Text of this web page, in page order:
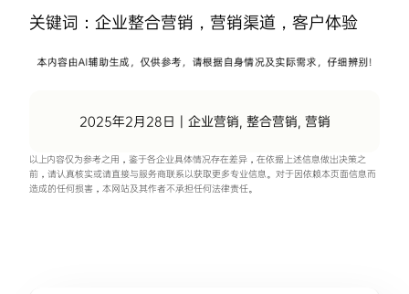
关键词： 企业整合营销 ， 营销渠道， 客户体验
2025年2月28日 企业营销, 整合营销, 营销
以上内容仅为参考之用，鉴于各企业具体情况存在差异，在依据上述信息做出决策之
前，请认真核实或请直接与服务商联系以获取更多专业信息。对于因依赖本页面信息而
造成的任何损害，本网站及其作者不承担任何法律责任。